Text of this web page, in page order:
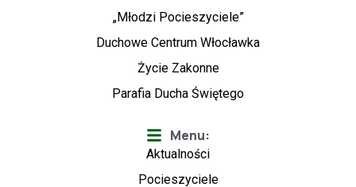
„Młodzi Pocieszyciele”
Duchowe Centrum Włocławka
Życie Zakonne
Parafia Ducha Świętego
Menu:
Aktualności
Pocieszyciele